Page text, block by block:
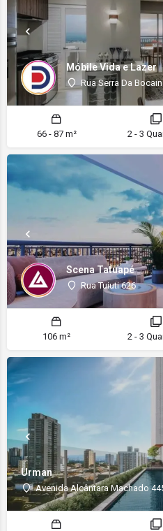
Móbile Vida e Lazer
Rua Serra Da
66 - 87 m² 2 - 3
Scena Tatuapé
Rua Tuiuti 626
106 m² 2 - 3
Urman
Avenida Alcântara Machado